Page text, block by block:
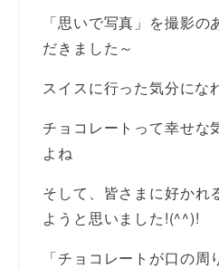
「思いで写真」を撮影
だきました～
スイスに行った気分にな
チョコレートって幸せな
よね
そして、皆さまに好かれ
ようと思いました!(^^)!
「チョコレートが口の